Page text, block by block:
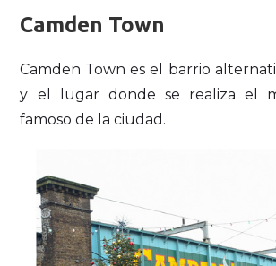
Camden Town
Camden Town es el barrio
y el lugar donde se realiza el
famoso de la ciudad.